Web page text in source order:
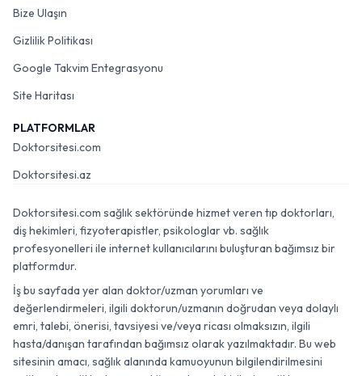
Bize Ulaşın
Gizlilik Politikası
Google Takvim Entegrasyonu
Site Haritası
PLATFORMLAR
Doktorsitesi.com
Doktorsitesi.az
Doktorsitesi.com sağlık sektöründe hizmet veren tıp doktorları,
diş hekimleri, fizyoterapistler, psikologlar vb. sağlık
profesyonelleri ile internet kullanıcılarını buluşturan bağımsız bir
platformdur.
İş bu sayfada yer alan doktor/uzman yorumları ve
değerlendirmeleri, ilgili doktorun/uzmanın doğrudan veya dolaylı
emri, talebi, önerisi, tavsiyesi ve/veya ricası olmaksızın, ilgili
hasta/danışan tarafından bağımsız olarak yazılmaktadır. Bu web
sitesinin amacı, sağlık alanında kamuoyunun bilgilendirilmesini